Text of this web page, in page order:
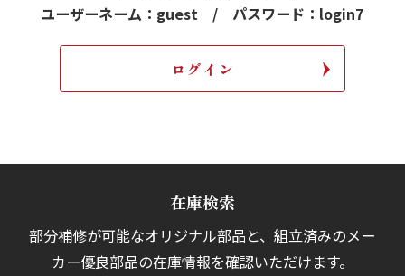
ユーザーネーム：guest / パスワード：login7
在庫検索
部分補修が可能なオリジナル部品と、組立済みのメー
カー優良部品の在庫情報を確認いただけます。